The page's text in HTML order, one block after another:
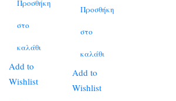
Προσθήκη
στο
καλάθι
Add to
Wishlist
Προσθήκη
στο
καλάθι
Add to
Wishlist